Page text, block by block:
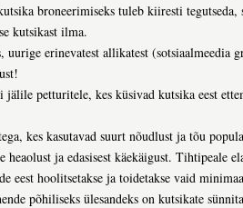
broneerimiseks tuleb kiiresti
kutsikast ilma.
erinevatest allikatest (sotsiaalmeedia
jälile petturitele, kes küsivad kutsika eest
kes kasutavad suurt nõudlust ja tõu
ja edasisest käekäigust. Tihtipeale
eest hoolitsetakse ja toidetakse vaid
põhiliseks ülesandeks on kutsikate